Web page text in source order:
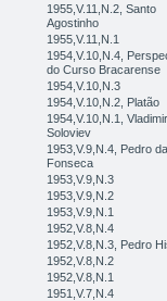
1955,V.11,N.2, Santo
Agostinho
1955,V.11,N.1
1954,V.10,N.4,
do Curso Bracarense
1954,V.10,N.3
1954,V.10,N.2, Platão
1954,V.10,N.1, Vladimir
Soloviev
1953,V.9,N.4, Pedro da
Fonseca
1953,V.9,N.3
1953,V.9,N.2
1953,V.9,N.1
1952,V.8,N.4
1952,V.8,N.3, Pedro
1952,V.8,N.2
1952,V.8,N.1
1951,V.7,N.4